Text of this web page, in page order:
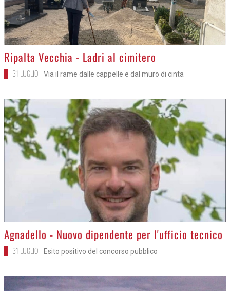
>
Ripalta Vecchia - Ladri al cimitero
31 LUGLIO Via il rame dalle cappelle e dal muro di cinta
>
Agnadello - Nuovo dipendente per l'ufficio tecnico
31 LUGLIO Esito positivo del concorso pubblico